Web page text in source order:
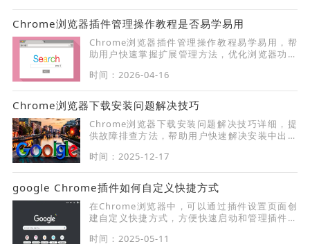
Chrome浏览器插件管理操作教程是否易学易用
Chrome浏览器插件管理操作教程易学易用，帮
助用户快速掌握扩展管理方法，优化浏览器功能
时间：2026-04-16
Chrome浏览器下载安装问题解决技巧
Chrome浏览器下载安装问题解决技巧详细，提
供故障排查方法，帮助用户快速解决安装中出现
时间：2025-12-17
google Chrome插件如何自定义快捷方式
在Chrome浏览器中，可以通过插件设置页面创
建自定义快捷方式，方便快速启动和管理插件，
时间：2025-05-11